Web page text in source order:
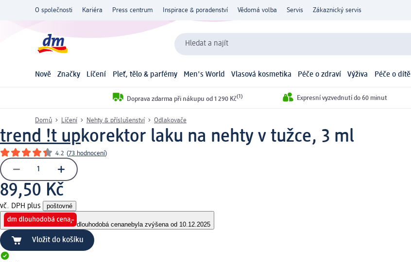
O společnosti Kariéra Press centrum Inspirace & poradenství Vědomá volba Servis Zákaznický servis
Hledat a najít
Nově Značky Líčení Pleť, tělo & parfémy Men's World Vlasová kosmetika Péče o zdraví Výživa Péče o dítě
Doprava zdarma při nákupu od 1 290 Kč(1) Expresní vyzvednutí do 60 minut
Domů Líčení Nehty & příslušenství Odlakovače
trend !t upkorektor laku na nehty v tužce, 3 ml
4.2 (73 hodnocení)
89,50 Kč
vč. DPH plus poštovné
dlouhodobá cenanebyla zvýšena od 10.12.2025
Vložit do košíku